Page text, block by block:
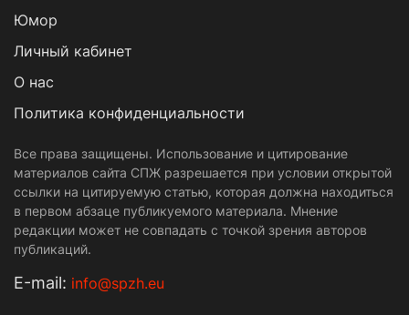
Юмор
Личный кабинет
О нас
Политика конфиденциальности
Все права защищены. Использование и цитирование
материалов сайта СПЖ разрешается при условии открытой
ссылки на цитируемую статью, которая должна находиться
в первом абзаце публикуемого материала. Мнение
редакции может не совпадать с точкой зрения авторов
публикаций.
Е-mail: info@spzh.eu